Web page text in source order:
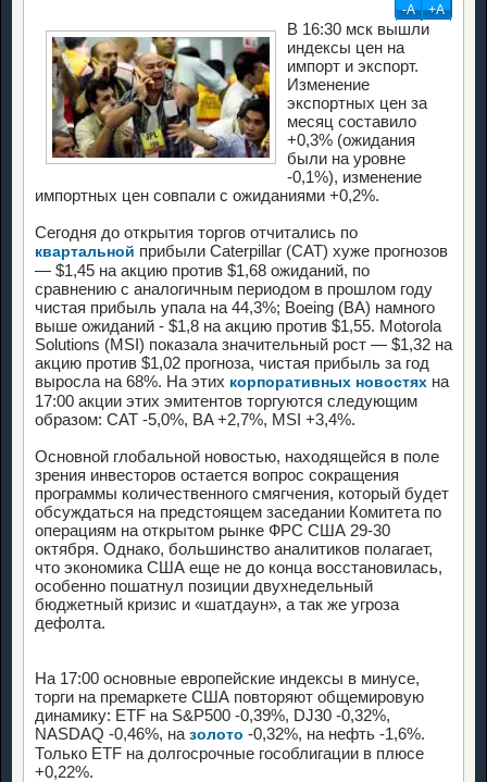
-А +А
В 16:30 мск вышли
индексы цен на
импорт и экспорт.
Изменение
экспортных цен за
месяц составило
+0,3% (ожидания
были на уровне
-0,1%), изменение
импортных цен совпали с ожиданиями +0,2%.
Сегодня до открытия торгов отчитались по
квартальной прибыли Caterpillar (CAT) хуже прогнозов
— $1,45 на акцию против $1,68 ожиданий, по
сравнению с аналогичным периодом в прошлом году
чистая прибыль упала на 44,3%; Boeing (BA) намного
выше ожиданий - $1,8 на акцию против $1,55. Motorola
Solutions (MSI) показала значительный рост — $1,32 на
акцию против $1,02 прогноза, чистая прибыль за год
выросла на 68%. На этих корпоративных новостях на
17:00 акции этих эмитентов торгуются следующим
образом: CAT -5,0%, BA +2,7%, MSI +3,4%.
Основной глобальной новостью, находящейся в поле
зрения инвесторов остается вопрос сокращения
программы количественного смягчения, который будет
обсуждаться на предстоящем заседании Комитета по
операциям на открытом рынке ФРС США 29-30
октября. Однако, большинство аналитиков полагает,
что экономика США еще не до конца восстановилась,
особенно пошатнул позиции двухнедельный
бюджетный кризис и «шатдаун», а так же угроза
дефолта.
На 17:00 основные европейские индексы в минусе,
торги на премаркете США повторяют общемировую
динамику: ETF на S&P500 -0,39%, DJ30 -0,32%,
NASDAQ -0,46%, на золото -0,32%, на нефть -1,6%.
Только ETF на долгосрочные гособлигации в плюсе
+0,22%.